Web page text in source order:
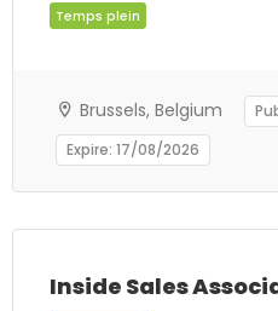
Brussels, Belgium
Expire: 17/08/2026
Inside Sales